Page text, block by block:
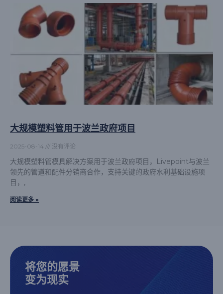
大规模塑料管用于波兰政府项目
2025-08-14 没有评论
大规模塑料管模具解决方案用于波兰政府项目，Livepoint与波兰
领先的管道和配件分销商合作，支持关键的政府水利基础设施项
目，,
阅读更多 »
将您的愿景
变为现实